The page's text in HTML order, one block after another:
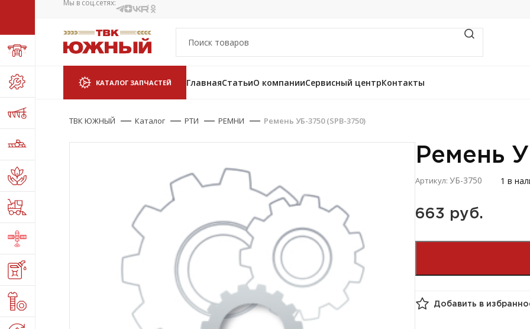
Мы в соц.сетях:
КАТАЛОГ ЗАПЧАСТЕЙ ГлавнаяСтатьиО компанииСервисный центрКонтакты
ТВК ЮЖНЫЙ Каталог РТИ РЕМНИ Ремень УБ-3750 (SPB-3750)
Ремень
Артикул: УБ-3750 1 в
663 руб.
Добавить в